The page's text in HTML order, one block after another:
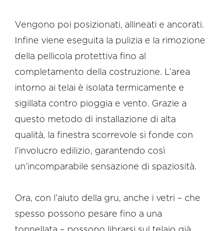
Vengono poi posizionati, allineati e ancorati.
Infine viene eseguita la pulizia e la rimozione
della pellicola protettiva fino al
completamento della costruzione. L’area
intorno ai telai è isolata termicamente e
sigillata contro pioggia e vento. Grazie a
questo metodo di installazione di alta
qualità, la finestra scorrevole si fonde con
l’involucro edilizio, garantendo così
un’incomparabile sensazione di spaziosità.
Ora, con l’aiuto della gru, anche i vetri – che
spesso possono pesare fino a una